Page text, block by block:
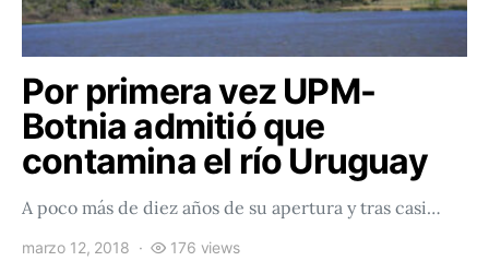
Por primera vez UPM-
Botnia admitió que
contamina el río Uruguay
A poco más de diez años de su apertura y tras casi…
marzo 12, 2018 176 views